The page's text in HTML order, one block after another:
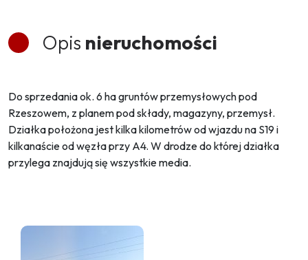
Opis nieruchomości
Do sprzedania ok. 6 ha gruntów przemysłowych pod
Rzeszowem, z planem pod składy, magazyny, przemysł.
Działka położona jest kilka kilometrów od wjazdu na S19 i
kilkanaście od węzła przy A4. W drodze do której działka
przylega znajdują się wszystkie media.